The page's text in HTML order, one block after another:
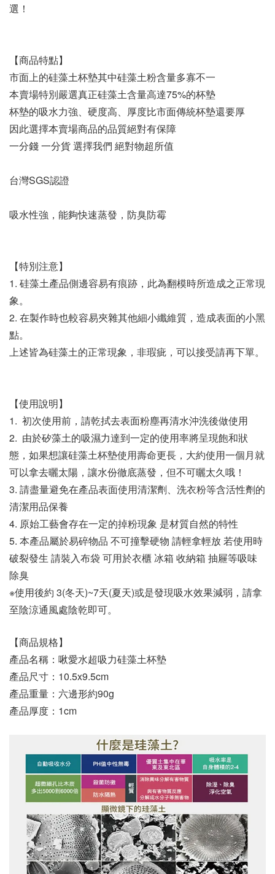
選！
【商品特點】
市面上的硅藻土杯墊其中硅藻土粉含量多寡不一
本賣場特別嚴選真正硅藻土含量高達75%的杯墊
杯墊的吸水力強、硬度高、厚度比市面傳統杯墊還要厚
因此選擇本賣場商品的品質絕對有保障
一分錢 一分貨 選擇我們 絕對物超所值
台灣SGS認證
吸水性強，能夠快速蒸發，防臭防霉
【特別注意】
1. 硅藻土產品側邊容易有痕跡，此為翻模時所造成之正常現
象。
2. 在製作時也較容易夾雜其他細小纖維質，造成表面的小黑
點。
上述皆為硅藻土的正常現象，非瑕疵，可以接受請再下單。
【使用說明】
1.  初次使用前，請乾拭去表面粉塵再清水沖洗後做使用
2.  由於矽藻土的吸濕力達到一定的使用率將呈現飽和狀
態，如果想讓硅藻土杯墊使用壽命更長，大約使用一個月就
可以拿去曬太陽，讓水份徹底蒸發，但不可曬太久哦！
3. 請盡量避免在產品表面使用清潔劑、洗衣粉等含活性劑的
清潔用品保養
4. 原始工藝會存在一定的掉粉現象 是材質自然的特性
5. 本產品屬於易碎物品 不可撞擊硬物 請輕拿輕放 若使用時
破裂發生 請裝入布袋 可用於衣櫃 冰箱 收納箱 抽屜等吸味
除臭
※使用後約 3(冬天)~7天(夏天)或是發現吸水效果減弱，請拿
至陰涼通風處陰乾即可。
【商品規格】
產品名稱：啾愛水超吸力硅藻土杯墊
產品尺寸：10.5x9.5cm
產品重量：六邊形約90g
產品厚度：1cm